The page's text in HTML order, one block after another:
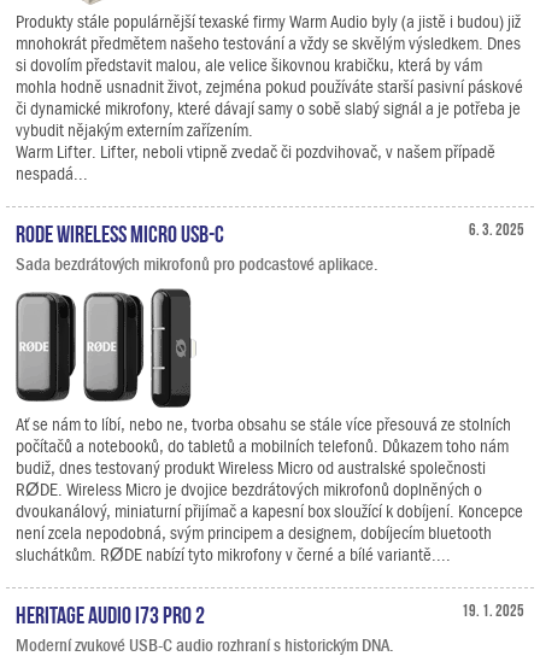
Produkty stále populárnější texaské firmy Warm Audio byly (a jistě i budou) již
mnohokrát předmětem našeho testování a vždy se skvělým výsledkem. Dnes
si dovolím představit malou, ale velice šikovnou krabičku, která by vám
mohla hodně usnadnit život, zejména pokud používáte starší pasivní páskové
či dynamické mikrofony, které dávají samy o sobě slabý signál a je potřeba je
vybudit nějakým externím zařízením.
Warm Lifter. Lifter, neboli vtipně zvedač či pozdvihovač, v našem případě
nespadá...
6. 3. 2025
RODE Wireless Micro USB-C
Sada bezdrátových mikrofonů pro podcastové aplikace.
Ať se nám to líbí, nebo ne, tvorba obsahu se stále více přesouvá ze stolních
počítačů a notebooků, do tabletů a mobilních telefonů. Důkazem toho nám
budiž, dnes testovaný produkt Wireless Micro od australské společnosti
RØDE. Wireless Micro je dvojice bezdrátových mikrofonů doplněných o
dvoukanálový, miniaturní přijímač a kapesní box sloužící k dobíjení. Koncepce
není zcela nepodobná, svým principem a designem, dobíjecím bluetooth
sluchátkům. RØDE nabízí tyto mikrofony v černé a bílé variantě....
19. 1. 2025
Heritage Audio i73 PRO 2
Moderní zvukové USB-C audio rozhraní s historickým DNA.